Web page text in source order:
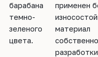
барабана
темно-
зеленого
цвета.
применен
материал